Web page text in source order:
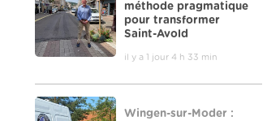
méthode pragmatique
pour transformer
Saint-Avold
il y a 1 jour 4 h 33 min
Wingen-sur-Moder :